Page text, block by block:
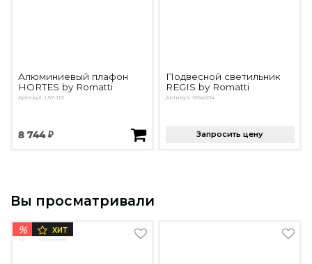
Алюминиевый плафон
HORTES by Romatti
Артикул: L57-110
8 744 ₽
Подвесной светильник
REGIS by Romatti
Артикул: W94004
Запросить цену
Вы просматривали
% ХИТ